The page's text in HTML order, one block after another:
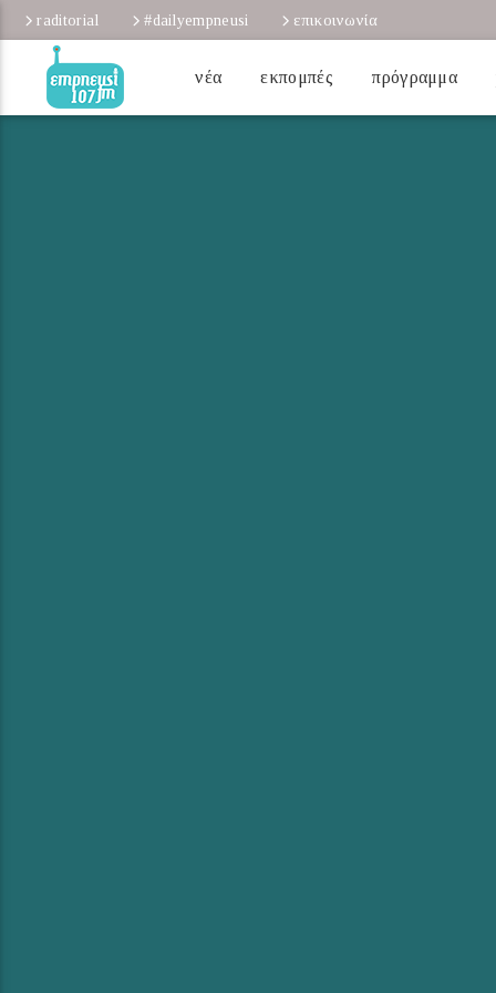
raditorial #dailyempneusi επικοινωνία
νέα εκπομπές πρόγραμμα